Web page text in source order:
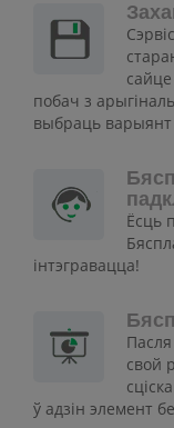
побач з
выбраць
Ёсць
інтэгравацца!
свой
ў адзін элемент